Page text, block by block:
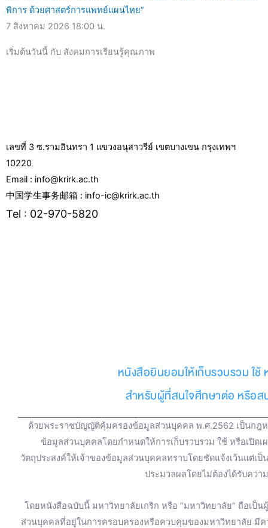
พิการ ด้วยศาสตร์การแพทย์แผนไทย”
7 สิงหาคม 2026 18:00 น.
เริ่มต้นวันนี้ กับ สังคมการเรียนรู้คุณภาพ
เลขที่ 3 ซ.รามอินทรา 1 แขวงอนุสาวรีย์ เขตบางเขน กรุงเทพฯ
10220
Email : info@krirk.ac.th
中国学生事务邮箱 : info-ic@krirk.ac.th
Tel : 02-970-5820
o
o
k
b
e
a
g
r
a
m
t
e
r
o
k
หนังสือยินยอมให้เก็บรวบรวม ใ
สำหรับผู้ที่สนใจศึกษาต่อ หรือ
ด้วยพระราชบัญญัติคุ้มครองข้อมูลส่วนบุคคล พ.ศ.2562 เป็นกฎ
ข้อมูลส่วนบุคคลโดยกำหนดให้การเก็บรวบรวม ใช้ หรือเปิ
วัตถุประสงค์ให้เจ้าของข้อมูลส่วนบุคคลทราบโดยชัดแจ้งเว้นแต่
ประมวลผลโดยไม่ต้องได้รับคว
โดยหนังสือฉบับนี้ มหาวิทยาลัยเกริก หรือ “มหาวิทยาลัย” ถือเ
ส่วนบุคคลที่อยู่ในการครอบครองหรือควบคุมของมหาวิทยาลัย มี